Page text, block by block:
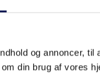
og annoncer,
din brug af vores